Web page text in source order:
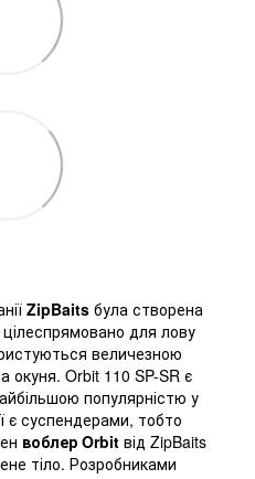
ZipBaits була створена
для лову
величезною
окуня. Orbit 110 SP-SR є
популярністю у
є суспендерами, тобто
воблер Orbit від ZipBaits
тіло. Розробниками